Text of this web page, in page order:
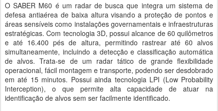
O SABER M60 é um radar de busca que integra um sistema de
defesa antiaérea de baixa altura visando a proteção de pontos e
áreas sensíveis como instalações governamentais e infraestruturas
estratégicas. Com tecnologia 3D, possui alcance de 60 quilômetros
e até 16.400 pés de altura, permitindo rastrear até 60 alvos
simultaneamente, incluindo a detecção e classificação automática
de alvos. Trata-se de um radar tático de grande flexibilidade
operacional, fácil montagem e transporte, podendo ser desdobrado
em até 15 minutos. Possui ainda tecnologia LPI (Low Probability
Interception), o que permite alta capacidade de atuar na
identificação de alvos sem ser facilmente identificado.